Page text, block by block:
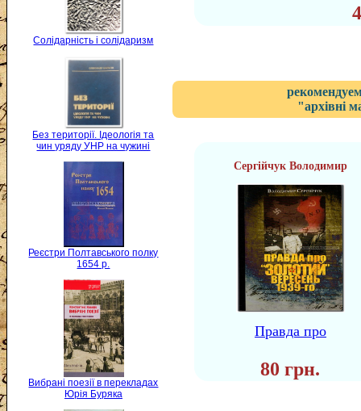
Солідарність і солідаризм
Без території. Ідеологія та
чин уряду УНР на чужині
Реєстри Полтавського полку
1654 р.
Вибрані поезії в перекладах
Юрія Буряка
"архівні
Сергійчук Володимир
Правда про
80 грн.